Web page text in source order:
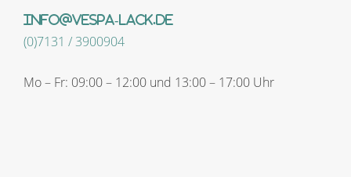
info@vespa-lack.de
(0)7131 / 3900904
Mo – Fr: 09:00 – 12:00 und 13:00 – 17:00 Uhr